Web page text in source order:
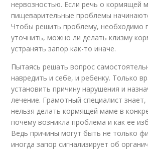
нервозностью. Если речь о кормящей
пищеварительные проблемы
Чтобы решить проблему, необходимо
уточнить, можно ли делать клизму
устранять запор как-то иначе.
Пытаясь решать вопрос
навредить и себе, и ребенку. Только
установить причину нарушения и
лечение. Грамотный специалист
нельзя делать кормящей маме в
почему возникла проблема и как ее
Ведь причины могут быть не только
иногда запор сигнализирует об